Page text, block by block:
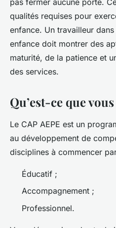
pas fermer aucune porte.
qualités requises pour
enfance. Un travailleur
enfance doit montrer des
maturité, de la patience et
des services.
Qu’est-ce que
Le CAP AEPE est un
au développement de
disciplines à commencer
Éducatif ;
Accompagnement ;
Professionnel.